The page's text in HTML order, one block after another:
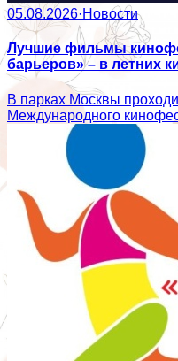
05.08.2026·Новости
Лучшие фильмы
барьеров» – в летних
В парках Москвы
Международного